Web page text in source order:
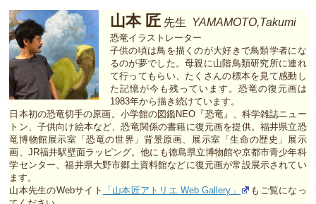
山本 匠 先生 YAMAMOTO,Takumi
恐竜イラストレーター
子供の頃は鳥を描くのが大好きで鳥類学者にな
るのが夢でした。母親に山階鳥類研究所に連れ
て行ってもらい、たくさんの標本を見て感動し
た記憶が今も残っています。恐竜の復元画は
1983年から描き続けています。
日本初の恐竜切手の原画。小学館の図鑑NEO『恐竜』、科学雑誌ニュー
トン、子供向け絵本など、恐竜関係の書籍に復元画を提供。福井県立恐
竜博物館展示室「恐竜の世界」背景原画、展示室「生命の歴史」展示
画、JR福井駅壁面ラッピング。他にも徳島県立博物館や京都市青少年科
学センター、福井県大野市郷土資料館などに復元画が常設展示されてい
ます。
山本先生のWebサイト
「山本匠アトリエ Web Gallery」
もご覧になっ